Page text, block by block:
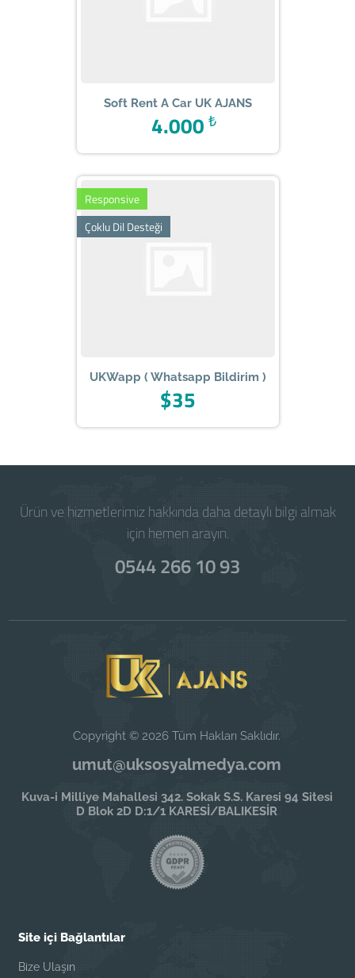
Soft Rent A Car UK AJANS
₺
4.000
Responsive
Çoklu Dil Desteği
UKWapp ( Whatsapp Bildirim )
$35
Ürün ve hizmetlerimiz hakkında daha detaylı bilgi almak
için hemen arayın.
0544 266 10 93
Copyright © 2026 Tüm Hakları Saklıdır.
umut@uksosyalmedya.com
Kuva-i Milliye Mahallesi 342. Sokak S.S. Karesi 94 Sitesi
D Blok 2D D:1/1 KARESİ/BALIKESİR
Site içi Bağlantılar
Bize Ulaşın